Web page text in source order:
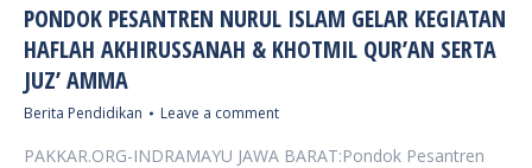
PONDOK PESANTREN NURUL ISLAM GELAR KEGIATAN
HAFLAH AKHIRUSSANAH & KHOTMIL QUR’AN SERTA
JUZ’ AMMA
Berita Pendidikan Leave a comment
PAKKAR.ORG-INDRAMAYU JAWA BARAT:Pondok Pesantren